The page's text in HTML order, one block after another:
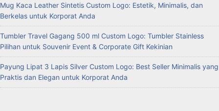
Mug Kaca Leather Sintetis Custom Logo: Estetik, Minimalis, dan
Berkelas untuk Korporat Anda
Tumbler Travel Gagang 500 ml Custom Logo: Tumbler Stainless
Pilihan untuk Souvenir Event & Corporate Gift Kekinian
Payung Lipat 3 Lapis Silver Custom Logo: Best Seller Minimalis yang
Praktis dan Elegan untuk Korporat Anda